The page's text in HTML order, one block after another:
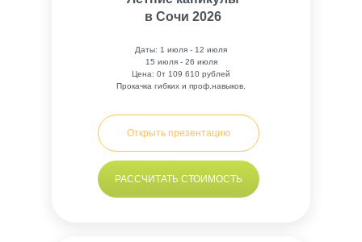
Даты: 1 июля - 12 июля
15 июля - 26 июля
Цена: 0т 109 610 рублей
Прокачка гибких и проф.навыков.
в Сочи 2026
Открыть презентацию
РАССЧИТАТЬ СТОИМОСТЬ